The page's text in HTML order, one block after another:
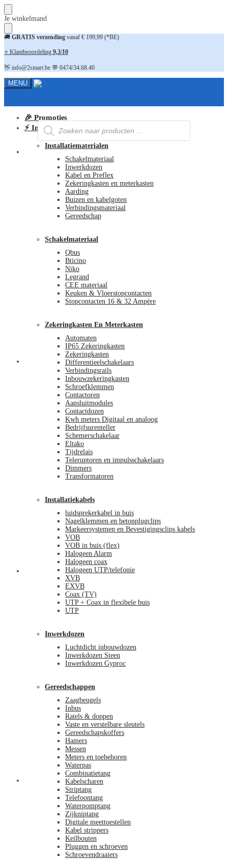
Skip
to
navigation
Skip
to
content
Je winkelmand
🚚 GRATIS verzending vanaf € 199,99 (*BE)
⭐ Klantbeoordeling 9,3/10
👋 info@2smart.be 💬 0474/34.68.40
MENU
Producten
zoeken
Mijn account
🎉 Promoties
⚡ Installatiematerialen
Installatiematerialen
Schakelmateriaal
Inwerkdozen
Kabel en Preflex
Zekeringkasten en meterkasten
Aarding
Buizen en kabelgoten
Verbindingsmateriaal
Gereedschap
Schakelmateriaal
Qbus
Bticino
Niko
Legrand
CEE materiaal
Keuken & Vloerstopcontacten
Stopcontacten 16 & 32 Ampère
Zekeringkasten En Meterkasten
Automaten
IP65 Zekeringkasten
Zekeringkasten
Differentieelschakelaars
Verbindingsrails
Inbouwzekeringkasten
Schroefklemmen
Contactoren
Aansluitmodules
Contactdozen
Kwh meters Digitaal en analoog
Bedrijfsurenteller
Schemerschakelaar
Eltako
Tijdrelais
Teleruptoren en impulsschakelaars
Dimmers
Transformatoren
Installatiekabels
luidsprekerkabel in buis
Nagelklemmen en betonplugclips
Markeersystemen en Bevestigingsclips kabels
VOB
VOB in buis (flex)
Halogeen Alarm
Halogeen coax
Halogeen UTP/telefonie
XVB
EXVB
Coax (TV)
UTP + Coax in flexibele buis
UTP
Inwerkdozen
Luchtdicht inbouwdozen
Inwerkdozen Steen
Inwerkdozen Gyproc
Gereedschappen
Zaagbeugels
Inbus
Ratels & doppen
Vaste en verstelbare sleutels
Gereedschapskoffers
Hamers
Messen
Meters en toebehoren
Waterpas
Combinatietang
Kabelscharen
Striptang
Telefoontang
Waterpomptang
Zijkniptang
Digitale meettoestellen
Kabel strippers
Keilbouten
Pluggen en schroeven
Schroevendraaiers